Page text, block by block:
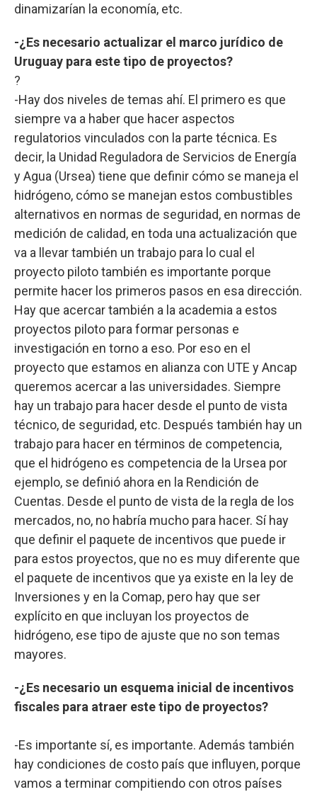
dinamizarían la economía, etc.
-¿Es necesario actualizar el marco jurídico de
Uruguay para este tipo de proyectos?
?
-Hay dos niveles de temas ahí. El primero es que
siempre va a haber que hacer aspectos
regulatorios vinculados con la parte técnica. Es
decir, la Unidad Reguladora de Servicios de Energía
y Agua (Ursea) tiene que definir cómo se maneja el
hidrógeno, cómo se manejan estos combustibles
alternativos en normas de seguridad, en normas de
medición de calidad, en toda una actualización que
va a llevar también un trabajo para lo cual el
proyecto piloto también es importante porque
permite hacer los primeros pasos en esa dirección.
Hay que acercar también a la academia a estos
proyectos piloto para formar personas e
investigación en torno a eso. Por eso en el
proyecto que estamos en alianza con UTE y Ancap
queremos acercar a las universidades. Siempre
hay un trabajo para hacer desde el punto de vista
técnico, de seguridad, etc. Después también hay un
trabajo para hacer en términos de competencia,
que el hidrógeno es competencia de la Ursea por
ejemplo, se definió ahora en la Rendición de
Cuentas. Desde el punto de vista de la regla de los
mercados, no, no habría mucho para hacer. Sí hay
que definir el paquete de incentivos que puede ir
para estos proyectos, que no es muy diferente que
el paquete de incentivos que ya existe en la ley de
Inversiones y en la Comap, pero hay que ser
explícito en que incluyan los proyectos de
hidrógeno, ese tipo de ajuste que no son temas
mayores.
-¿Es necesario un esquema inicial de incentivos
fiscales para atraer este tipo de proyectos?
-Es importante sí, es importante. Además también
hay condiciones de costo país que influyen, porque
vamos a terminar compitiendo con otros países